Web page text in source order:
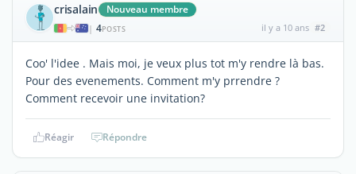
crisalain Nouveau membre
| 4POSTS il y a 10 ans #2
Coo' l'idee . Mais moi, je veux plus tot m'y rendre là bas.
Pour des evenements. Comment m'y prrendre ?
Comment recevoir une invitation?
Réagir Répondre